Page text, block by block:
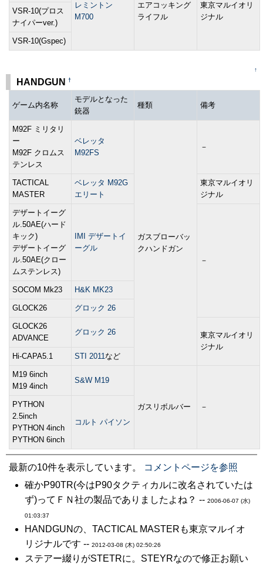
レミントン
M700
エアコッキング
ライフル
東京マルイオリ
ジナル
VSR-10(プロス
ナイパーver.)
VSR-10(Gspec)
↑
HANDGUN †
ゲーム内名称
モデルとなった
銃器
種類 備考
M92F ミリタリ
ー
M92F クロムス
テンレス
ベレッタ
M92FS
ガスブローバッ
クハンドガン
－
TACTICAL
MASTER
ベレッタ M92G
エリート
東京マルイオリ
ジナル
デザートイーグ
ル.50AE(ハード
キック)
デザートイーグ
ル.50AE(クロー
ムステンレス)
IMI デザートイ
ーグル
－
SOCOM Mk23 H&K MK23
GLOCK26 グロック 26
GLOCK26
ADVANCE
グロック 26
東京マルイオリ
ジナル
Hi-CAPA5.1
STI 2011など
M19 6inch
M19 4inch
S&W M19
ガスリボルバー －
PYTHON
2.5inch
PYTHON 4inch
PYTHON 6inch
コルト パイソン
最新の10件を表示しています。
コメントページを参照
確かP90TR(今はP90タクティカルに改名されていたは
ず)ってＦＮ社の製品でありましたよね？ -- 2006-06-07 (水)
01:03:37
HANDGUNの、TACTICAL MASTERも東京マルイオ
リジナルです -- 2012-03-08 (木) 02:50:26
ステアー綴りがSTETRに。STEYRなので修正お願い